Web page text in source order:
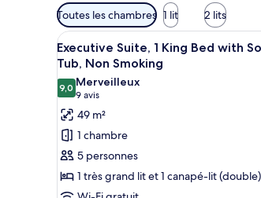
Filtres
disponibles
pour
les
chambres
Toutes les chambres 1 lit 2 lits
Afficher
toutes
les
photos
pour
ce
type
de
chambre :
Une
5
Executive Suite, 1 King Bed with
Tub, Non Smoking
9,09,0 sur 10
Merveilleux
9 avis
(9 avis)
49 m²
1 chambre
5 personnes
1 très grand lit et 1 canapé-lit (double)